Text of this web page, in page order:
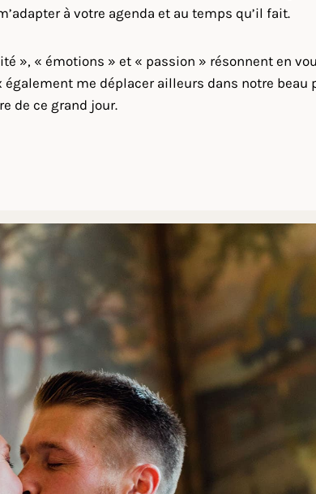
à votre agenda et au temps qu’il fait.
», « émotions » et « passion » résonnent en
également me déplacer ailleurs dans notre
de ce grand jour.